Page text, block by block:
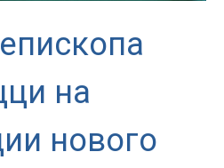
на
нового